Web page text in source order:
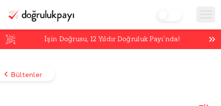
İşin Doğrusu,12 Yıldır Doğruluk Payı’nda!
Bültenler